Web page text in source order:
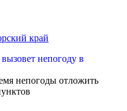
край
непогоды отложить